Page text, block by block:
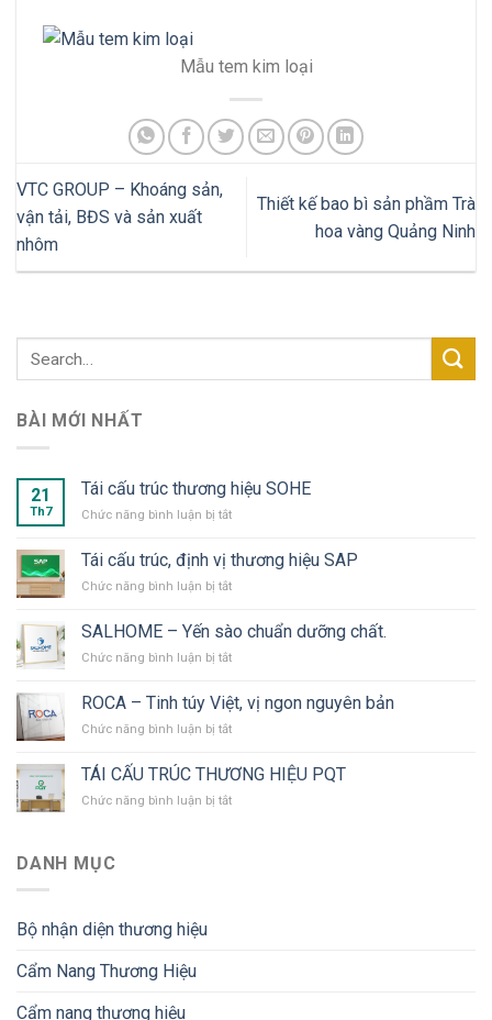
Mẫu tem kim loại
VTC GROUP – Khoáng sản,
vận tải, BĐS và sản xuất
nhôm
Thiết kế bao bì sản phầm Trà
hoa vàng Quảng Ninh
BÀI MỚI NHẤT
21
Th7
Tái cấu trúc thương hiệu SOHE
Chức năng bình luận bị tắtở
cấu
trúc
thương
SOHE
Tái cấu trúc, định vị thương hiệu SAP
Chức năng bình luận bị tắtở
trúc,
định
thương
hiệu
SAP
SALHOME – Yến sào chuẩn dưỡng chất.
Chức năng bình luận bị tắtở
–
Yến
sào
dưỡng
ROCA – Tinh túy Việt, vị ngon nguyên bản
Chức năng bình luận bị tắtở
–
Tinh
túy
TÁI CẤU TRÚC THƯƠNG HIỆU PQT
Chức năng bình luận bị tắtở
DANH MỤC
Bộ nhận diện thương hiệu
Cẩm Nang Thương Hiệu
Cẩm nang thương hiệu